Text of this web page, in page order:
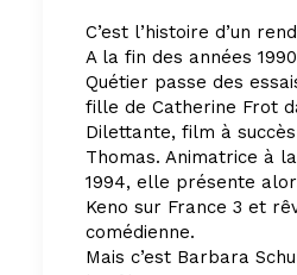
C’est l’histoire d’un
A la fin des années
Quétier passe des
fille de Catherine Frot
Dilettante, film à
Thomas. Animatrice à
1994, elle présente
Keno sur France 3 et
comédienne.
Mais c’est Barbara